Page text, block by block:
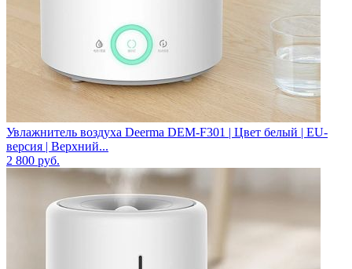
Увлажнитель воздуха Deerma DEM-F301 | Цвет белый | EU-
версия | Верхний...
2 800 руб.